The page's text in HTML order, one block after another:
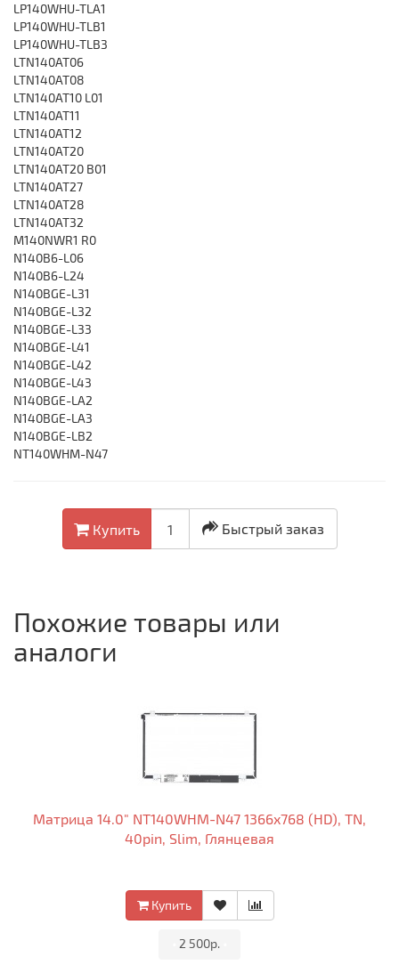
LP140WHU-TLA1
LP140WHU-TLB1
LP140WHU-TLB3
LTN140AT06
LTN140AT08
LTN140AT10 L01
LTN140AT11
LTN140AT12
LTN140AT20
LTN140AT20 B01
LTN140AT27
LTN140AT28
LTN140AT32
M140NWR1 R0
N140B6-L06
N140B6-L24
N140BGE-L31
N140BGE-L32
N140BGE-L33
N140BGE-L41
N140BGE-L42
N140BGE-L43
N140BGE-LA2
N140BGE-LA3
N140BGE-LB2
NT140WHM-N47
Купить Быстрый заказ
Похожие товары или
аналоги
Матрица 14.0" NT140WHM-N47 1366x768 (HD), TN,
40pin, Slim, Глянцевая
Купить
2 500р.